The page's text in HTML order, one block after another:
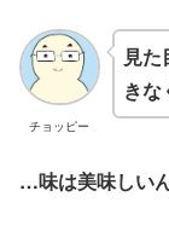
チョッピー
見
きな
…味は美味しい